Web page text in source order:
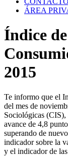
ÁREA
Índice
2015
Te informo que el
del mes de
Sociológicas (CIS),
avance de 4,8
superando de
indicador sobre la
y el indicador de